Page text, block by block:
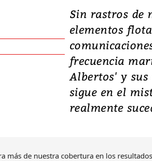
Sin rastros de
elementos
frecuencia
Albertos' y sus
sigue en el
realmente
más de nuestra cobertura en los
Video,
deja
daños